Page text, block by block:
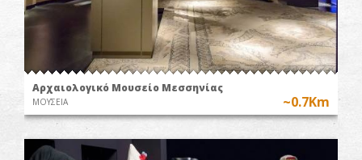
Αρχαιολογικό Μουσείο Μεσσηνίας
ΜΟΥΣΕΙΑ ~0.7Km